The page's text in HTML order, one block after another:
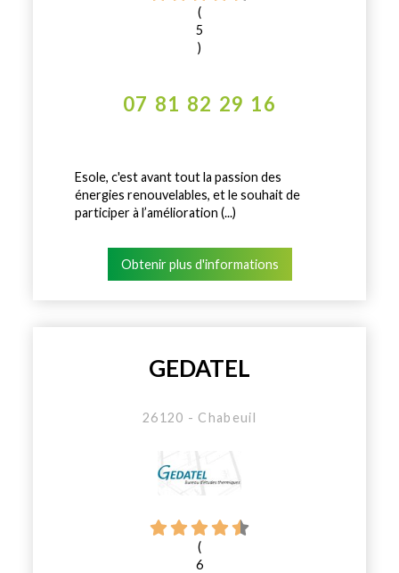
(
5
)
07 81 82 29 16
Esole, c'est avant tout la passion des
énergies renouvelables, et le souhait de
participer à l’amélioration (...)
Obtenir plus d'informations
GEDATEL
26120 - Chabeuil
(
6